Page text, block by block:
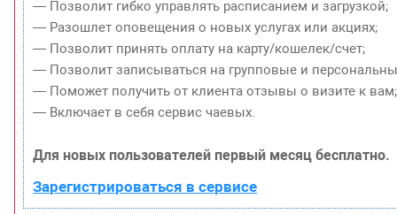
— Позволит гибко управлять расписанием и загрузкой;
— Разошлет оповещения о новых услугах или акциях;
— Позволит принять оплату на карту/кошелек/счет;
— Позволит записываться на групповые и
— Поможет получить от клиента отзывы о визите к вам;
— Включает в себя сервис чаевых.
Для новых пользователей первый месяц бесплатно.
Зарегистрироваться в сервисе